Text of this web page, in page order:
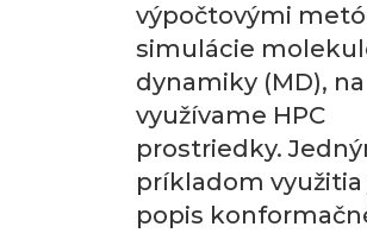
výpočtovými
simulácie
dynamiky (MD),
využívame HPC
prostriedky.
príkladom využitia
popis